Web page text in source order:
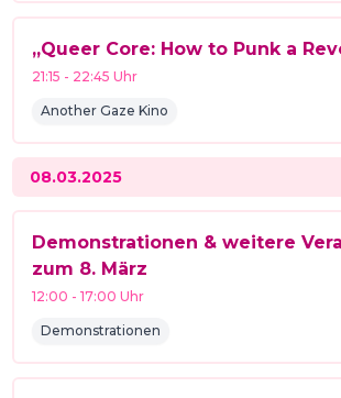
„Queer Core: How to Punk a
21:15 - 22:45 Uhr
Another Gaze Kino
08.03.2025
Demonstrationen & weitere
zum 8. März
12:00 -17:00 Uhr
Demonstrationen